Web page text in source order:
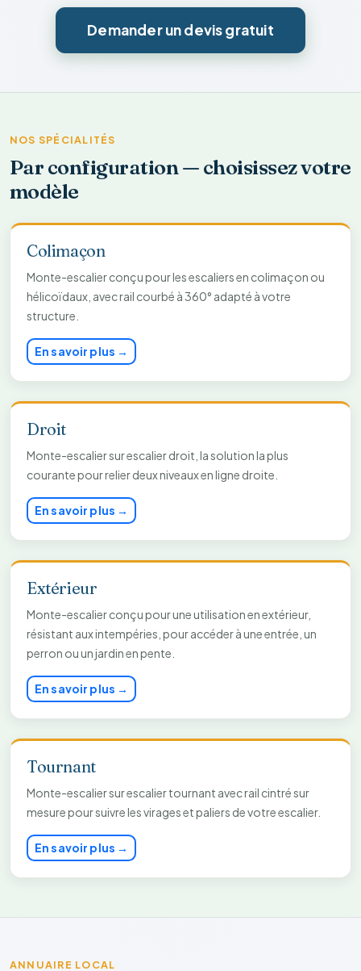
Demander un devis gratuit
NOS SPÉCIALITÉS
Par configuration — choisissez votre
modèle
Colimaçon
Monte-escalier conçu pour les escaliers en colimaçon ou
hélicoïdaux, avec rail courbé à 360° adapté à votre
structure.
En savoir plus →
Droit
Monte-escalier sur escalier droit, la solution la plus
courante pour relier deux niveaux en ligne droite.
En savoir plus →
Extérieur
Monte-escalier conçu pour une utilisation en extérieur,
résistant aux intempéries, pour accéder à une entrée, un
perron ou un jardin en pente.
En savoir plus →
Tournant
Monte-escalier sur escalier tournant avec rail cintré sur
mesure pour suivre les virages et paliers de votre escalier.
En savoir plus →
ANNUAIRE LOCAL